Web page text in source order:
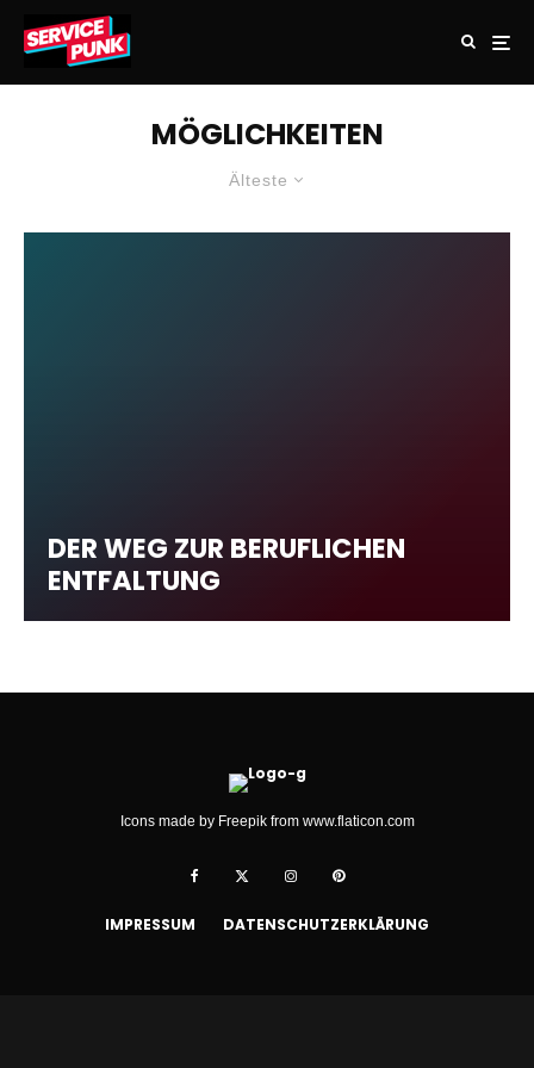
MÖGLICHKEITEN
Älteste
DER WEG ZUR BERUFLICHEN
ENTFALTUNG
Icons made by Freepikfrom www.flaticon.com
IMPRESSUM DATENSCHUTZERKLÄRUNG